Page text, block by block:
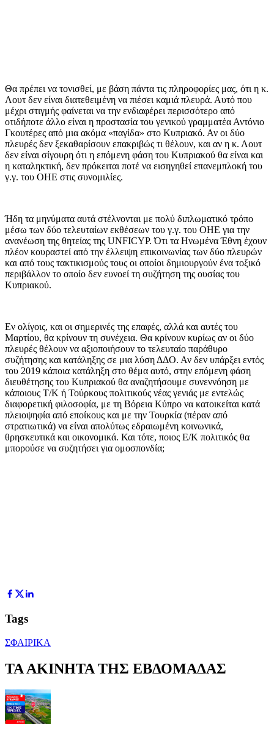
Θα πρέπει να τονισθεί, με βάση πάντα τις πληροφορίες μας, ότι η κ.
Λουτ δεν είναι διατεθειμένη να πιέσει καμιά πλευρά. Αυτό που
μέχρι στιγμής φαίνεται να την ενδιαφέρει περισσότερο από
οτιδήποτε άλλο είναι η προστασία του γενικού γραμματέα Αντόνιο
Γκουτέρες από μια ακόμα «παγίδα» στο Κυπριακό. Αν οι δύο
πλευρές δεν ξεκαθαρίσουν επακριβώς τι θέλουν, και αν η κ. Λουτ
δεν είναι σίγουρη ότι η επόμενη φάση του Κυπριακού θα είναι και
η καταληκτική, δεν πρόκειται ποτέ να εισηγηθεί επανεμπλοκή του
γ.γ. του ΟΗΕ στις συνομιλίες.
Ήδη τα μηνύματα αυτά στέλνονται με πολύ διπλωματικό τρόπο
μέσω των δύο τελευταίων εκθέσεων του γ.γ. του ΟΗΕ για την
ανανέωση της θητείας της UNFICYP. Ότι τα Ηνωμένα Έθνη έχουν
πλέον κουραστεί από την έλλειψη επικοινωνίας των δύο πλευρών
και από τους τακτικισμούς τους οι οποίοι δημιουργούν ένα τοξικό
περιβάλλον το οποίο δεν ευνοεί τη συζήτηση της ουσίας του
Κυπριακού.
Εν ολίγοις, και οι σημερινές της επαφές, αλλά και αυτές του
Μαρτίου, θα κρίνουν τη συνέχεια. Θα κρίνουν κυρίως αν οι δύο
πλευρές θέλουν να αξιοποιήσουν το τελευταίο παράθυρο
συζήτησης και κατάληξης σε μια λύση ΔΔΟ. Αν δεν υπάρξει εντός
του 2019 κάποια κατάληξη στο θέμα αυτό, στην επόμενη φάση
διευθέτησης του Κυπριακού θα αναζητήσουμε συνεννόηση με
κάποιους Τ/Κ ή Τούρκους πολιτικούς νέας γενιάς με εντελώς
διαφορετική φιλοσοφία, με τη Βόρεια Κύπρο να κατοικείται κατά
πλειοψηφία από εποίκους και με την Τουρκία (πέραν από
στρατιωτικά) να είναι απολύτως εδραιωμένη κοινωνικά,
θρησκευτικά και οικονομικά. Και τότε, ποιος Ε/Κ πολιτικός θα
μπορούσε να συζητήσει για ομοσπονδία;
Tags
ΣΦΑΙΡΙΚΑ
ΤΑ ΑΚΙΝΗΤΑ ΤΗΣ ΕΒΔΟΜΑΔΑΣ